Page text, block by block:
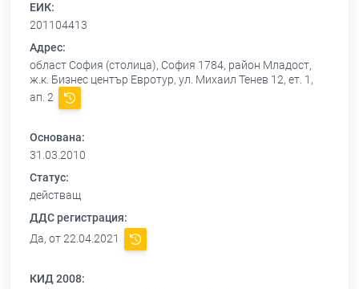
ЕИК:
201104413
Адрес:
област София (столица), София 1784, район Младост,
ж.к. Бизнес център Евротур, ул. Михаил Тенев 12, ет. 1,
ап. 2
Основана:
31.03.2010
Статус:
действащ
ДДС регистрация:
Да, от 22.04.2021
КИД 2008: